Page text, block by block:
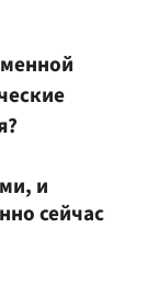
и
сейчас